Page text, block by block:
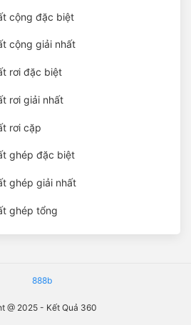
cộng đặc biệt
cộng giải nhất
rơi đặc biệt
rơi giải nhất
rơi cặp
ghép đặc biệt
ghép giải nhất
ghép tổng
888b
@ 2025 - Kết Quả 360